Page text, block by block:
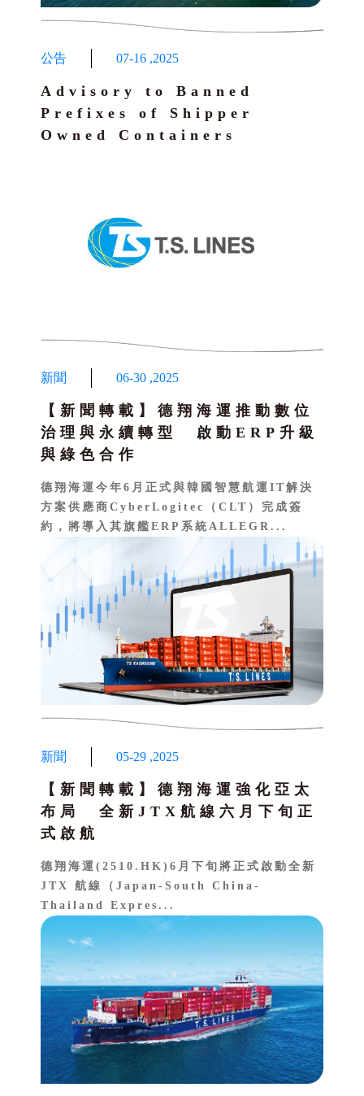
公告 07-16 ,2025
Advisory to Banned
Prefixes of Shipper
Owned Containers
新聞 06-30 ,2025
【新聞轉載】德翔海運推動數位
治理與永續轉型 啟動ERP升級
與綠色合作
德翔海運今年6月正式與韓國智慧航運IT解決
方案供應商CyberLogitec（CLT）完成簽
約，將導入其旗艦ERP系統ALLEGR...
新聞 05-29 ,2025
【新聞轉載】德翔海運強化亞太
布局 全新JTX航線六月下旬正
式啟航
德翔海運(2510.HK)6月下旬將正式啟動全新
JTX 航線（Japan-South China-
Thailand Expres...